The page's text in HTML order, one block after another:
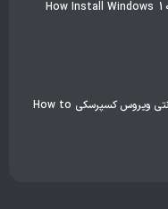
آموزش تصویری نصب و کار با آنتی ویروس کسپرسکی How to